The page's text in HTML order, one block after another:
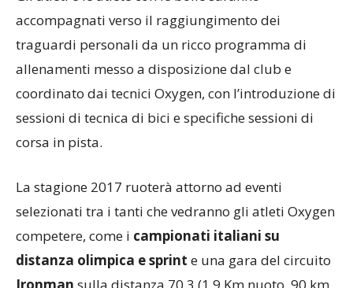
accompagnati verso il raggiungimento dei
traguardi personali da un ricco programma di
allenamenti messo a disposizione dal club e
coordinato dai tecnici Oxygen, con l’introduzione di
sessioni di tecnica di bici e specifiche sessioni di
corsa in pista.
La stagione 2017 ruoterà attorno ad eventi
selezionati tra i tanti che vedranno gli atleti Oxygen
competere, come i campionati italiani su
distanza olimpica e sprint e una gara del circuito
Ironman sulla distanza 70.3 (1,9 Km nuoto, 90 km